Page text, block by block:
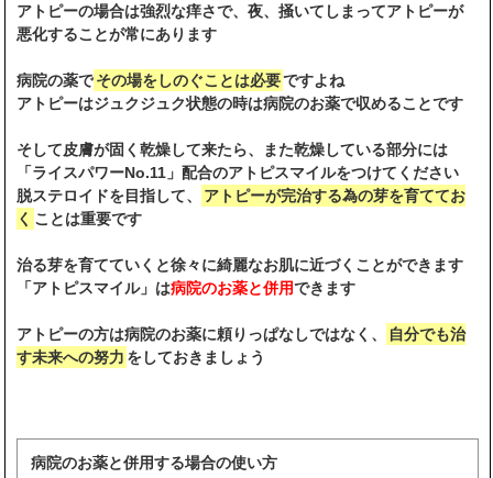
アトピーの場合は強烈な痒さで、夜、掻いてしまってアトピーが
悪化することが常にあります
病院の薬でその場をしのぐことは必要ですよね
アトピーはジュクジュク状態の時は病院のお薬で収めることです
そして皮膚が固く乾燥して来たら、また乾燥している部分には
「ライスパワーNo.11」配合のアトピスマイルをつけてください
脱ステロイドを目指して、
アトピーが完治する為の芽を育ててお
く ことは重要です
治る芽を育てていくと徐々に綺麗なお肌に近づくことができます
「アトピスマイル」は病院のお薬と併用できます
アトピーの方は病院のお薬に頼りっぱなしではなく、
自分でも治
す未来への努力 をしておきましょう
病院のお薬と併用する場合の使い方